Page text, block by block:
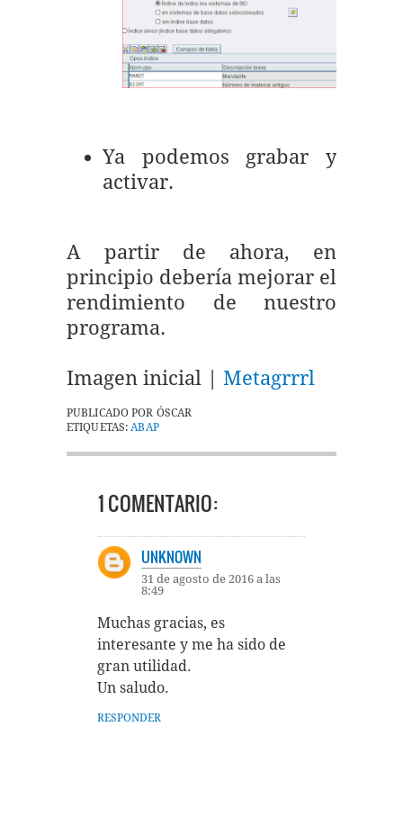
Ya podemos grabar y
activar.
A partir de ahora, en
principio debería mejorar el
rendimiento de nuestro
programa.
Imagen inicial | Metagrrrl
PUBLICADO POR ÓSCAR
ETIQUETAS:ABAP
1 COMENTARIO:
UNKNOWN
31 de agosto de 2016 a las
8:49
Muchas gracias, es
interesante y me ha sido de
gran utilidad.
Un saludo.
RESPONDER